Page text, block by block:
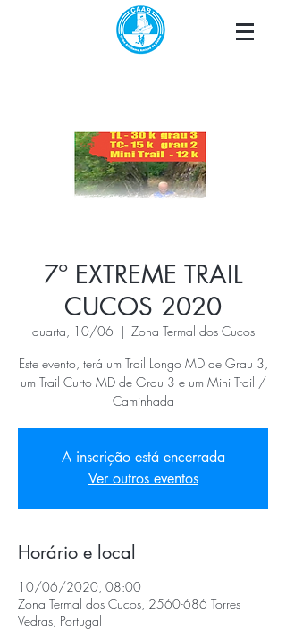
7º EXTREME TRAIL
CUCOS 2020
quarta, 10/06
  |
Zona Termal dos Cucos
Este evento, terá um Trail Longo MD de Grau 3,
um Trail Curto MD de Grau 3 e um Mini Trail /
Caminhada
A inscrição está encerrada
Ver outros eventos
Horário e local
10/06/2020, 08:00
Zona Termal dos Cucos, 2560-686 Torres
Vedras, Portugal